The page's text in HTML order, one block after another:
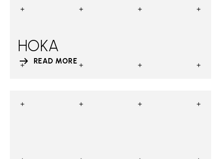
HOKA
READ MORE